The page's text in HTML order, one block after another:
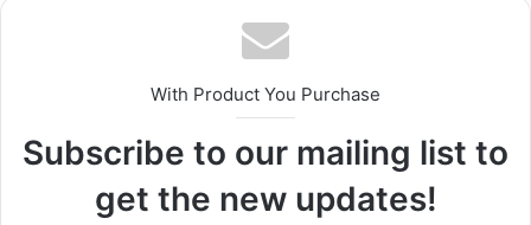
With Product You Purchase
Subscribe to our mailing list to
get the new updates!